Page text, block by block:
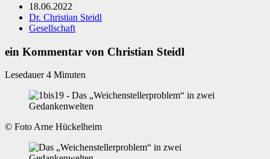
18.06.2022
Dr. Christian Steidl
Gesellschaft
ein Kommentar von Christian Steidl
Lesedauer 4 Minuten
© Foto Arne Hückelheim